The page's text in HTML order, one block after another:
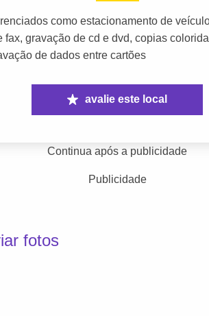
como estacionamento de
gravação de cd e dvd, copias
de dados entre cartões
avalie este local
Continua após a publicidade
Publicidade
fotos